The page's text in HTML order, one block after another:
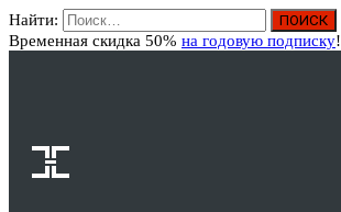
Найти:
Временная скидка 50% на годовую подписку!